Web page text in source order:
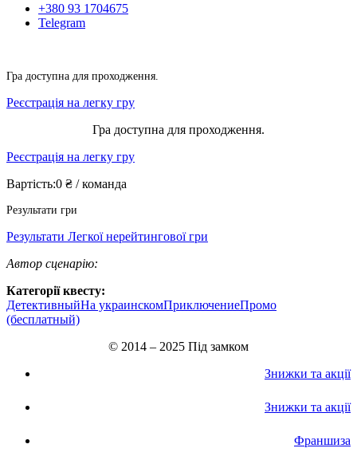
+380 93 1704675
Telegram
Гра доступна для проходження.
Реєстрація на легку гру
Гра доступна для проходження.
Реєстрація на легку гру
Вартість:0 ₴ / команда
Результати гри
Результати Легкої нерейтингової гри
Автор сценарію:
Категорії квесту:
ДетективныйНа украинскомПриключениеПромо
(бесплатный)
© 2014 – 2025 Під замком
Знижки та акції
Знижки та акції
Франшиза